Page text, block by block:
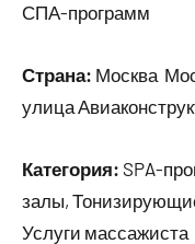
СПА-программ
Страна: Москва
улица
Категория: SPA-
залы,
Услуги массажиста